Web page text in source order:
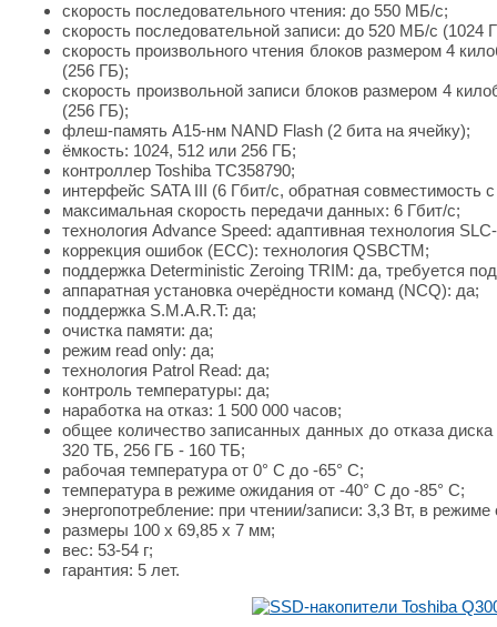
скорость последовательного чтения: до 550 МБ/с;
скорость последовательной записи: до 520 МБ/с
скорость произвольного чтения блоков размером 4
(256 ГБ);
скорость произвольной записи блоков размером 4
(256 ГБ);
флеш-память A15-нм NAND Flash (2 бита на ячейку);
ёмкость: 1024, 512 или 256 ГБ;
контроллер Toshiba TC358790;
интерфейс SATA III (6 Гбит/с, обратная совместимость
максимальная скорость передачи данных: 6 Гбит/с;
технология Advance Speed: адаптивная технология
коррекция ошибок (ECC): технология QSBCTM;
поддержка Deterministic Zeroing TRIM: да, требуется
аппаратная установка очерёдности команд (NCQ): да;
поддержка S.M.A.R.T: да;
очистка памяти: да;
режим read only: да;
технология Patrol Read: да;
контроль температуры: да;
наработка на отказ: 1 500 000 часов;
общее количество записанных данных до отказа
320 ТБ, 256 ГБ - 160 ТБ;
рабочая температура от 0° C до -65° C;
температура в режиме ожидания от -40° C до -85° C;
энергопотребление: при чтении/записи: 3,3 Вт, в
размеры 100 x 69,85 x 7 мм;
вес: 53-54 г;
гарантия: 5 лет.